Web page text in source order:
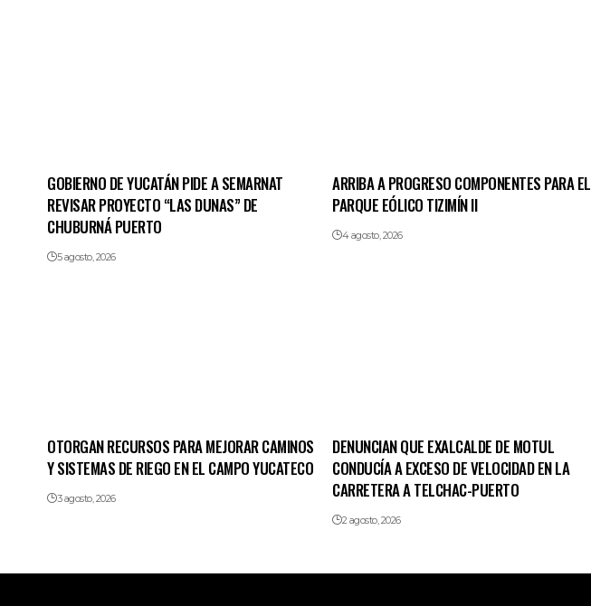
GOBIERNO DE YUCATÁN PIDE A SEMARNAT
REVISAR PROYECTO “LAS DUNAS” DE
CHUBURNÁ PUERTO
5 agosto, 2026
ARRIBA A PROGRESO COMPONENTES PARA EL
PARQUE EÓLICO TIZIMÍN II
4 agosto, 2026
OTORGAN RECURSOS PARA MEJORAR CAMINOS
Y SISTEMAS DE RIEGO EN EL CAMPO YUCATECO
3 agosto, 2026
DENUNCIAN QUE EXALCALDE DE MOTUL
CONDUCÍA A EXCESO DE VELOCIDAD EN LA
CARRETERA A TELCHAC-PUERTO
2 agosto, 2026